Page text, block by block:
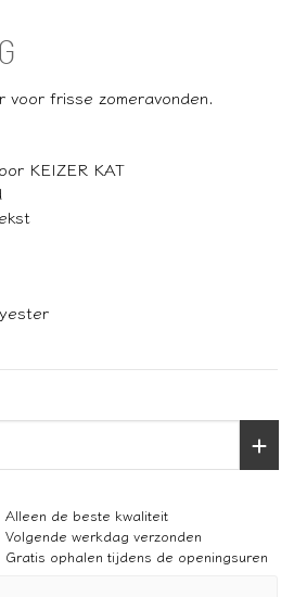
voor frisse zomeravonden.
KEIZER KAT
Alleen de beste kwaliteit
Volgende werkdag verzonden
Gratis ophalen tijdens de openingsuren